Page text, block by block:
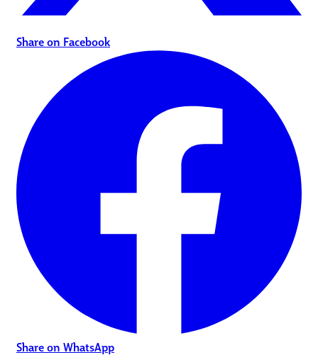
Share on Facebook
Share on WhatsApp